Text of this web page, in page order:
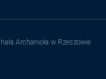
Archanioła w Rzeszowie